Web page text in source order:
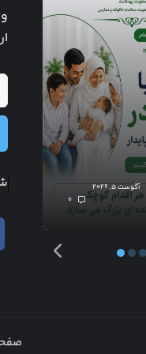
آگوست ۵, ۲۰۲۶
۰